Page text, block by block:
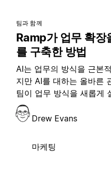
팀과 함께
Ramp가 업무 확장
를 구축한 방법
AI는 업무의 방식을 근본
지만 AI를 대하는 올바른
팀이 업무 방식을 새롭게
Drew Evans
마케팅